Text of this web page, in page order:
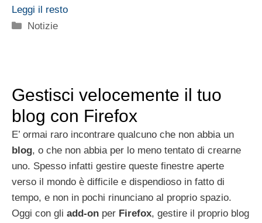
Leggi il resto
Categorie
Notizie
Gestisci velocemente il tuo
blog con Firefox
E’ ormai raro incontrare qualcuno che non abbia un
blog, o che non abbia per lo meno tentato di crearne
uno. Spesso infatti gestire queste finestre aperte
verso il mondo è difficile e dispendioso in fatto di
tempo, e non in pochi rinunciano al proprio spazio.
Oggi con gli add-on per Firefox, gestire il proprio blog